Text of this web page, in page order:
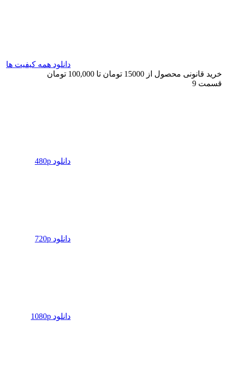
دانلود همه کیفیت ها
خرید قانونی محصول از 15000 تومان تا 100,000 تومان
قسمت 9
دانلود 480p
دانلود 720p
دانلود 1080p